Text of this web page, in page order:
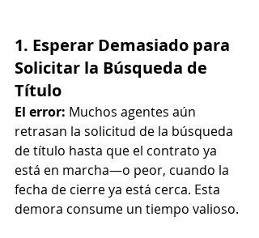
1. Esperar Demasiado para
Solicitar la Búsqueda de
Título
El error: Muchos agentes aún
retrasan la solicitud de la búsqueda
de título hasta que el contrato ya
está en marcha—o peor, cuando la
fecha de cierre ya está cerca. Esta
demora consume un tiempo valioso.